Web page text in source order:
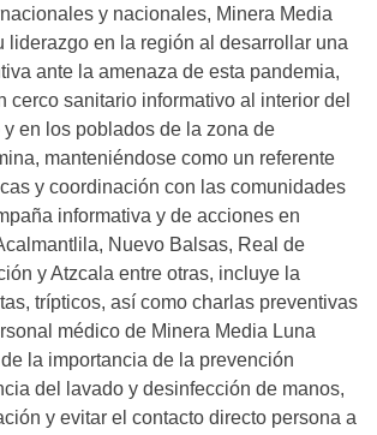
y nacionales, Minera Media
liderazgo en la región al desarrollar una
ante la amenaza de esta pandemia,
cerco sanitario informativo al interior del
en los poblados de la zona de
manteniéndose como un referente
y coordinación con las comunidades
informativa y de acciones en
Nuevo Balsas, Real de
y Atzcala entre otras, incluye la
trípticos, así como charlas preventivas
médico de Minera Media Luna
la importancia de la prevención
del lavado y desinfección de manos,
y evitar el contacto directo persona a